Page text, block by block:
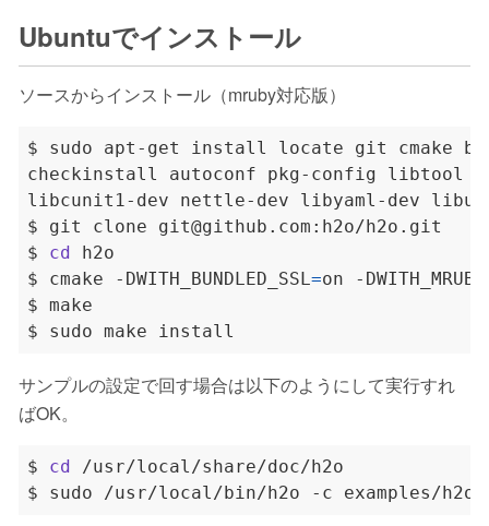
Ubuntuでインストール
ソースからインストール（mruby対応版）
$ sudo apt-get install locate git cmake
checkinstall autoconf pkg-config libtool
$ cd
$ cmake -DWITH_BUNDLED_SSL=on -DWITH_MRUBY
サンプルの設定で回す場合は以下のようにして実行すれ
ばOK。
$ cd